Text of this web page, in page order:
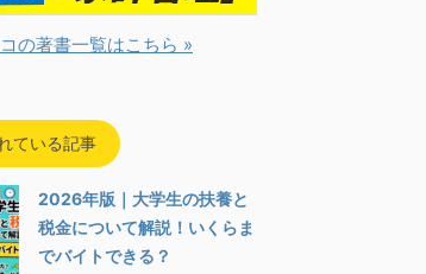
の著書一覧はこちら »
ている記事
2026年版｜大学生の扶養と
税金について解説！いくらま
でバイトできる？